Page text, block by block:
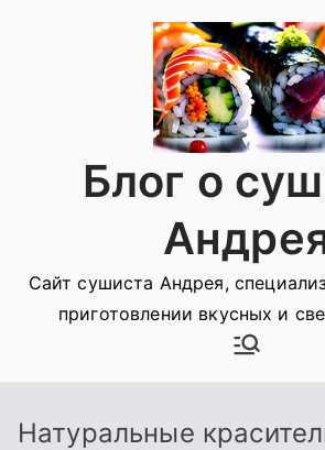
Блог о
Сайт сушиста Андрея,
приготовлении вкусных и
Натуральные